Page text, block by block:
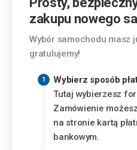
zakupu nowego
Wybór samochodu masz
gratulujemy!
Wybierz sposób
Tutaj wybierzesz
Zamówienie
na stronie kartą
bankowym.
Finansowanie
Pasternik 69, 31-
Lublin
Chemiczna 5, 20-
Piaseczno
Okulickiego 3, 05-
Poznań
Szwajcarska 14, 61-